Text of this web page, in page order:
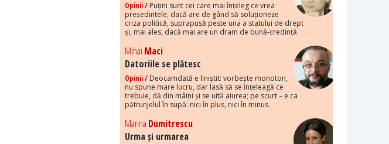
Opinii / Puțini sunt cei care mai înțeleg ce vrea
președintele, dacă are de gând să soluționeze
criza politică, suprapusă peste una a statului de drept
și, mai ales, dacă mai are un dram de bună-credință.
Mihai Maci
Datoriile se plătesc
Opinii / Deocamdată e liniștit: vorbește monoton,
nu spune mare lucru, dar lasă să se înțeleagă ce
trebuie, dă din mâini și se uită aiurea; pe scurt – e ca
pătrunjelul în supă: nici în plus, nici în minus.
Marina Dumitrescu
Urma și urmarea